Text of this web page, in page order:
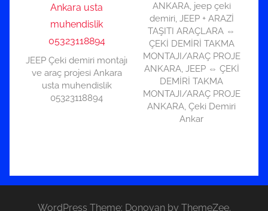
JEEP Çeki demiri montajı
ve araç projesi Ankara
usta muhendislik
05323118894
ANKARA, jeep çeki
demiri, JEEP + ARAZİ
TAŞITI ARAÇLARA ⇔
ÇEKİ DEMİRİ TAKMA
MONTAJI/ARAÇ PROJE
ANKARA, JEEP ⇔ ÇEKİ
DEMİRİ TAKMA
MONTAJI/ARAÇ PROJE
ANKARA, Çeki Demiri
Ankar
WordPress Theme: Donovan by ThemeZee.